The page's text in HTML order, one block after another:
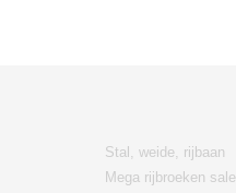
Stal, weide, rijbaan
Mega rijbroeken sale